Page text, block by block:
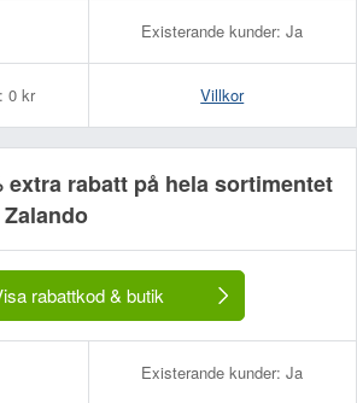
Existerande kunder: Ja
0 kr Villkor
extra rabatt på hela sortimentet
rabattkod & butik
Existerande kunder: Ja